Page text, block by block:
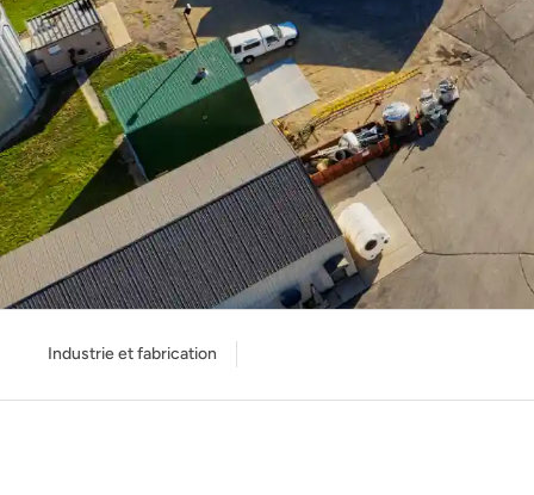
Industrie et fabrication